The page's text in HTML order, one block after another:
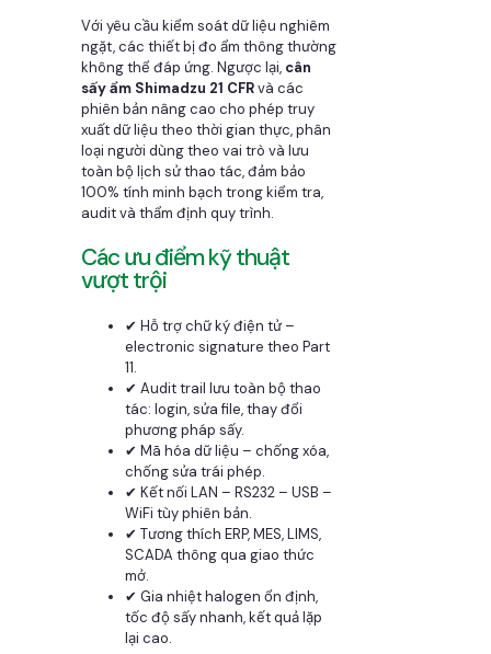
Với yêu cầu kiểm soát dữ liệu nghiêm
ngặt, các thiết bị đo ẩm thông thường
không thể đáp ứng. Ngược lại, cân
sấy ẩm Shimadzu 21 CFRvà các
phiên bản nâng cao cho phép truy
xuất dữ liệu theo thời gian thực, phân
loại người dùng theo vai trò và lưu
toàn bộ lịch sử thao tác, đảm bảo
100% tính minh bạch trong kiểm tra,
audit và thẩm định quy trình.
Các ưu điểm kỹ thuật
vượt trội
✔ Hỗ trợ chữ ký điện tử –
electronic signature theo Part
11.
✔ Audit trail lưu toàn bộ thao
tác: login, sửa file, thay đổi
phương pháp sấy.
✔ Mã hóa dữ liệu – chống xóa,
chống sửa trái phép.
✔ Kết nối LAN – RS232 – USB –
WiFi tùy phiên bản.
✔ Tương thích ERP, MES, LIMS,
SCADA thông qua giao thức
mở.
✔ Gia nhiệt halogen ổn định,
tốc độ sấy nhanh, kết quả lặp
lại cao.